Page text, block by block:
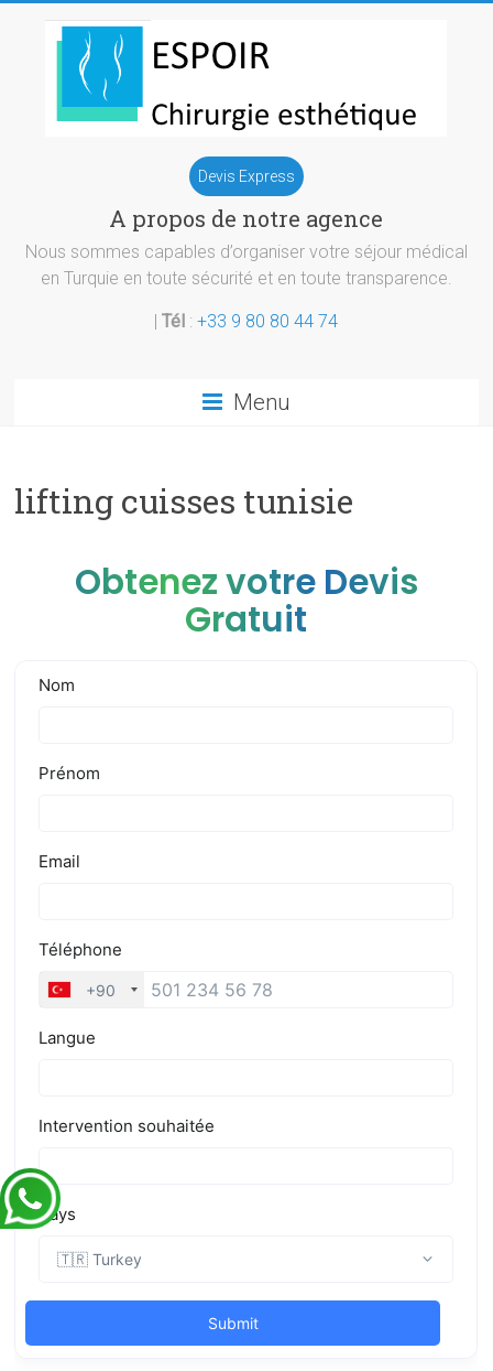
esthetique
Turquie
Devis Express
A propos de notre agence
Nous sommes capables d’organiser votre séjour médical
en Turquie en toute sécurité et en toute transparence.
|Tél :+33 9 80 80 44 74
Menu
lifting cuisses tunisie
Obtenez votre Devis
Gratuit